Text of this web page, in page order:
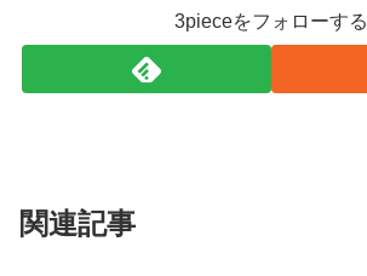
3pieceをフォローする
関連記事